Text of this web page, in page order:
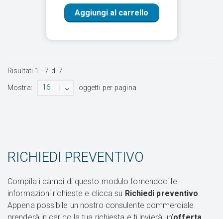
Aggiungi al carrello
Risultati 1 -7 di 7
Mostra:
16 oggetti per pagina
RICHIEDI PREVENTIVO
Compila i campi di questo modulo fornendoci le
informazioni richieste e clicca su Richiedi preventivo.
Appena possibile un nostro consulente commerciale